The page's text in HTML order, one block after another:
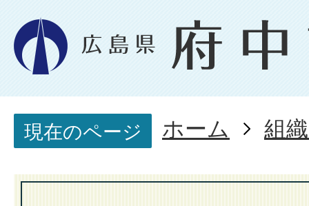
現在のページ ホーム 組